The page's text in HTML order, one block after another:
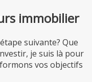
immobilier
suivante? Que
je suis là pour
vos objectifs